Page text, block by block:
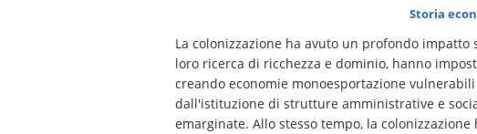
Storia
La colonizzazione ha avuto un profondo
loro ricerca di ricchezza e dominio, hanno
creando economie monoesportazione
dall'istituzione di strutture amministrative e
emarginate. Allo stesso tempo, la